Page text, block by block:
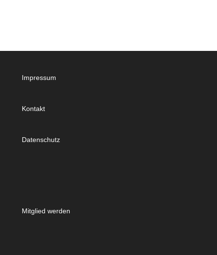
Impressum
Kontakt
Datenschutz
Mitglied werden